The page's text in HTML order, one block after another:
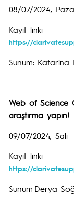
08/07/2024,
Kayıt linki:
https://
Sunum: Katarina
Web of Science
araştırma yapın!
09/07/2024,
Kayıt linki:
https://
Sunum:Derya